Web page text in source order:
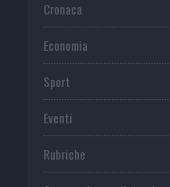
Cronaca
Economia
Sport
Eventi
Rubriche